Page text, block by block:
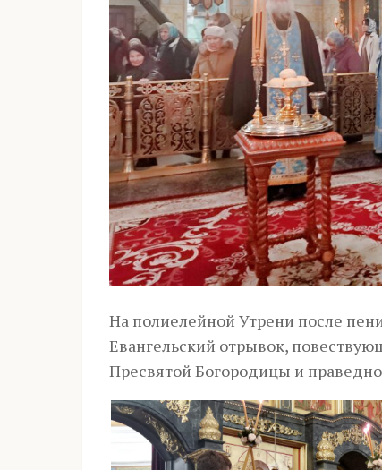
На полиелейной Утрени после
Евангельский отрывок,
Пресвятой Богородицы и